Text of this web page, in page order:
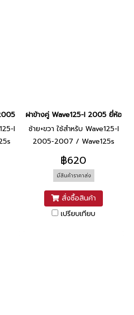
ยี่ห้อ SCT [R340 แดงบรอนซ์]
I
ฝาข้างคู่ Wave125-I 2005 ยี่ห้อ
ซ้าย+ขวา ใช้สำหรับ Wave125-I
2005-2007 / Wave125s
2005-2007
฿620
มีสินค้าราคาส่ง
สั่งซื้อสินค้า
เปรียบเทียบ